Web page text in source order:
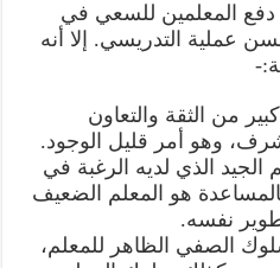
المعلمين للسعي في
عملية التدريسي. إلا أنه
من الثقة والتعاون
وهو أمر قليل الوجود.
الجيد الذي لديه الرغبة في
هو المعلم الضعيف
نفسه.
الصفي الظاهر للمعلم،